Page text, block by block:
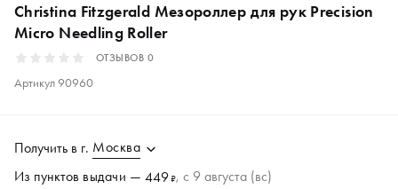
Christina Fitzgerald Мезороллер для рук Precision
Micro Needling Roller
ОТЗЫВОВ 0
Артикул 90960
Получить в г. Москва
Из пунктов выдачи — 449₽, c 9 августа (вс)